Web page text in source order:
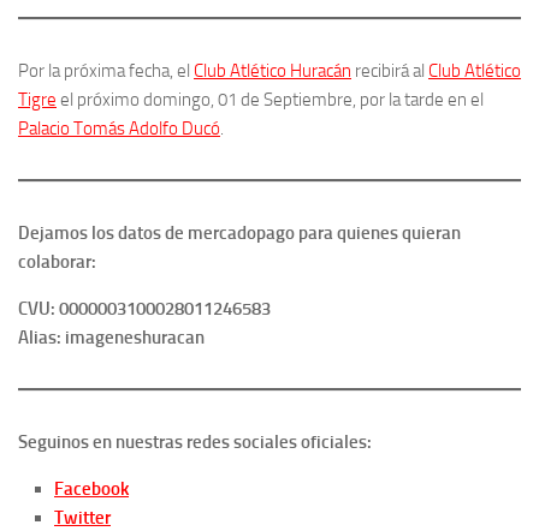
Por la próxima fecha, el Club Atlético Huracán recibirá al Club Atlético
Tigre el próximo domingo, 01 de Septiembre, por la tarde en el
Palacio Tomás Adolfo Ducó.
Dejamos los datos de mercadopago para quienes quieran
colaborar:
CVU: 0000003100028011246583
Alias: imageneshuracan
Seguinos en nuestras redes sociales oficiales:
Facebook
Twitter